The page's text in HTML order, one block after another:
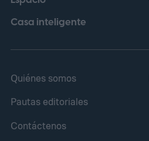
Casa inteligente
Quiénes somos
Pautas editoriales
Contáctenos